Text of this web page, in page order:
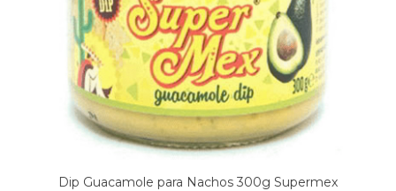
Dip Guacamole para Nachos 300g Supermex